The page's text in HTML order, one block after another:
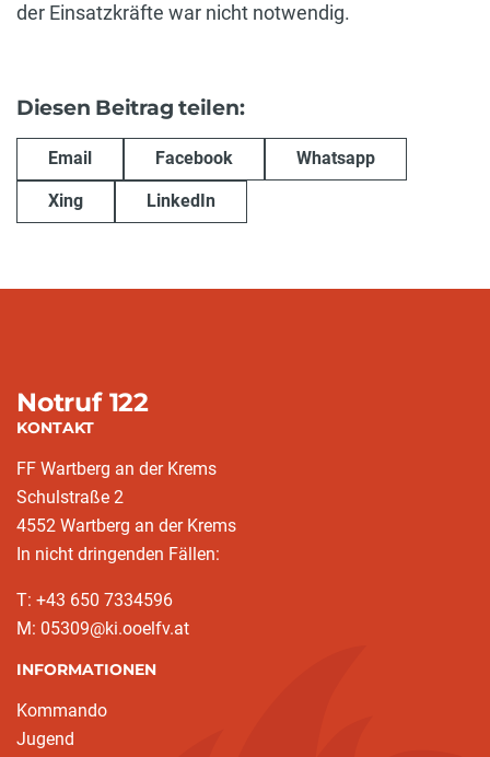
der Einsatzkräfte war nicht notwendig.
Diesen Beitrag teilen:
Email Facebook Whatsapp
Xing LinkedIn
Notruf 122
KONTAKT
FF Wartberg an der Krems
Schulstraße 2
4552 Wartberg an der Krems
In nicht dringenden Fällen:
T: +43 650 7334596
M: 05309@ki.ooelfv.at
INFORMATIONEN
Kommando
Jugend